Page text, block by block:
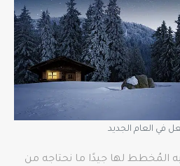
في العام الجديد
المُخطط لها جيدًا ما نحتاجه من